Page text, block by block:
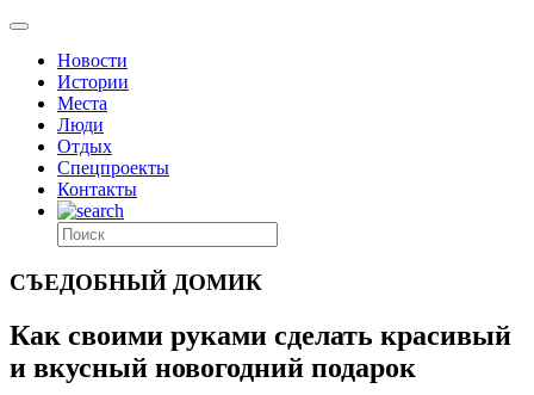
Новости
Истории
Места
Люди
Отдых
Спецпроекты
Контакты
СЪЕДОБНЫЙ ДОМИК
Как своими руками сделать красивый
и вкусный новогодний подарок